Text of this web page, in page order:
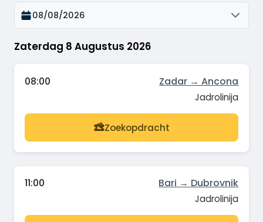
Zaterdag 8 Augustus 2026
08/08/2026
08:00 Zadar → Ancona
Jadrolinija
Zoekopdracht
11:00 Bari → Dubrovnik
Jadrolinija